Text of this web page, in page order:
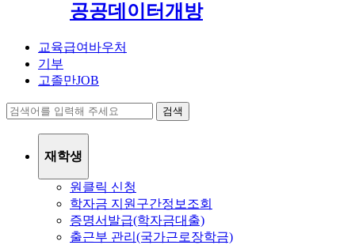
공공데이터개방
교육급여바우처
기부
고졸만JOB
검색
재학생
원클릭 신청
학자금 지원구간정보조회
증명서발급(학자금대출)
출근부 관리(국가근로장학금)